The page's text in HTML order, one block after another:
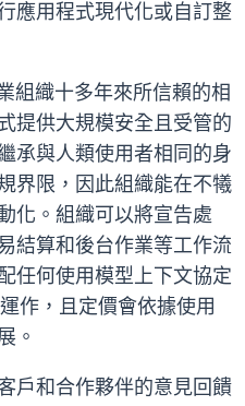
應用程式現代化或自訂整
組織十多年來所信賴的相
提供大規模安全且受管的
承與人類使用者相同的身
界限，因此組織能在不犧
化。組織可以將宣告處
結算和後台作業等工作流
任何使用模型上下文協定
作，且定價會依據使用
。
戶和合作夥伴的意見回饋